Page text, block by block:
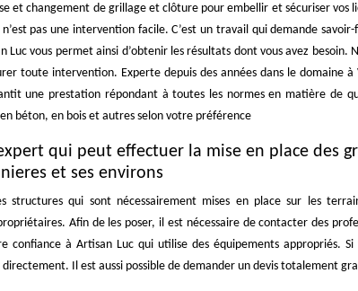
et changement de grillage et clôture pour embellir et sécuriser vos
pas une intervention facile. C’est un travail qui demande
Luc vous permet ainsi d’obtenir les résultats dont vous avez besoin.
toute intervention. Experte depuis des années dans le domaine
une prestation répondant à toutes les normes en matière de
béton, en bois et autres selon votre préférence
qui peut effectuer la mise en place des
et ses environs
structures qui sont nécessairement mises en place sur les
Afin de les poser, il est nécessaire de contacter des
confiance à Artisan Luc qui utilise des équipements appropriés.
Il est aussi possible de demander un devis totalement